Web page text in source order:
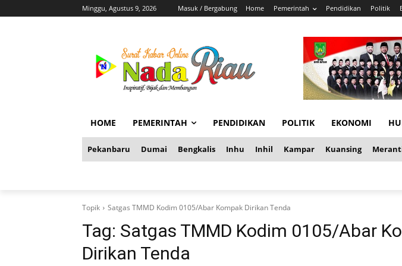
Minggu, Agustus 9, 2026 Masuk / Bergabung Home Pemerintah Pendidikan Politik
HOME PEMERINTAH PENDIDIKAN POLITIK EKONOMI
Pekanbaru Dumai Bengkalis Inhu Inhil Kampar Kuansing
Topik Satgas TMMD Kodim 0105/Abar Kompak Dirikan Tenda
Tag: Satgas TMMD Kodim 0105/Abar
Dirikan Tenda